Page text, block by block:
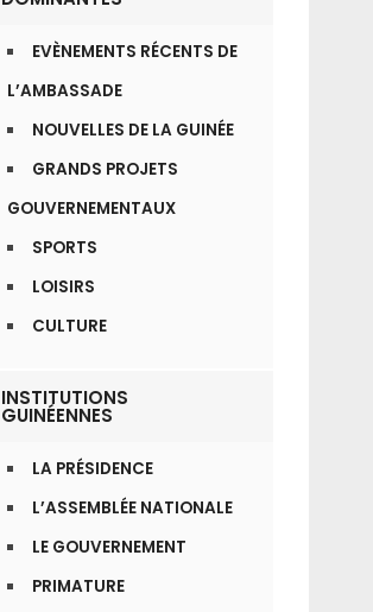
EVÈNEMENTS RÉCENTS DE
L’AMBASSADE
NOUVELLES DE LA GUINÉE
GRANDS PROJETS
GOUVERNEMENTAUX
SPORTS
LOISIRS
CULTURE
INSTITUTIONS
GUINÉENNES
LA PRÉSIDENCE
L’ASSEMBLÉE NATIONALE
LE GOUVERNEMENT
PRIMATURE